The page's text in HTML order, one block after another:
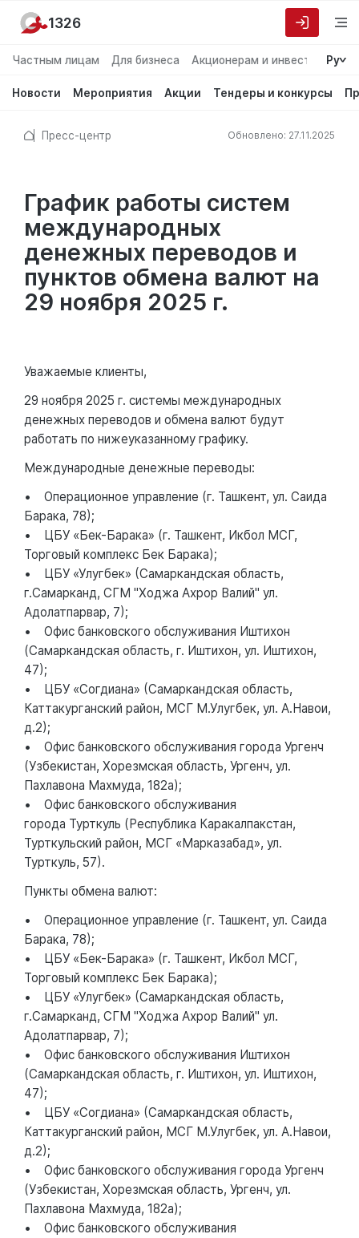
Частным лицам Для бизнеса Акционерам и инвесторам
Ру
Новости Мероприятия Акции Тендеры и конкурсы
1326
Пресс-центр Обновлено: 27.11.2025
График работы систем
международных
денежных переводов и
пунктов обмена валют на
29 ноября 2025 г.
Уважаемые клиенты,
29 ноября 2025 г. системы международных
денежных переводов и обмена валют будут
работать по нижеуказанному графику.
Международные денежные переводы:
• Операционное управление (г. Ташкент, ул. Саида
Барака, 78);
• ЦБУ «Бек-Барака» (г. Ташкент, Икбол МСГ,
Торговый комплекс Бек Барака);
• ЦБУ «Улугбек» (Самаркандская область,
г.Самарканд, СГМ "Ходжа Ахрор Валий" ул.
Адолатпарвар, 7);
• Офис банковского обслуживания Иштихон
(Самаркандская область, г. Иштихон, ул. Иштихон,
47);
• ЦБУ «Согдиана» (Самаркандская область,
Каттакурганский район, МСГ М.Улугбек, ул. А.Навои,
д.2);
• Офис банковского обслуживания города Ургенч
(Узбекистан, Хорезмская область, Ургенч, ул.
Пахлавона Махмуда, 182а);
• Офис банковского обслуживания
города Турткуль (Республика Каракалпакстан,
Турткульский район, МСГ «Марказабад», ул.
Турткуль, 57).
Пункты обмена валют:
• Операционное управление (г. Ташкент, ул. Саида
Барака, 78);
• ЦБУ «Бек-Барака» (г. Ташкент, Икбол МСГ,
Торговый комплекс Бек Барака);
• ЦБУ «Улугбек» (Самаркандская область,
г.Самарканд, СГМ "Ходжа Ахрор Валий" ул.
Адолатпарвар, 7);
• Офис банковского обслуживания Иштихон
(Самаркандская область, г. Иштихон, ул. Иштихон,
47);
• ЦБУ «Согдиана» (Самаркандская область,
Каттакурганский район, МСГ М.Улугбек, ул. А.Навои,
д.2);
• Офис банковского обслуживания города Ургенч
(Узбекистан, Хорезмская область, Ургенч, ул.
Пахлавона Махмуда, 182а);
• Офис банковского обслуживания